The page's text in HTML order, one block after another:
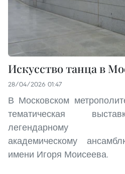
Искусство танца в
28/04/2026 01:47
В Московском
тематическая
легендарному
академическому
имени Игоря Моисеева.